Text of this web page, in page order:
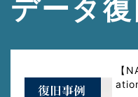
データ
【